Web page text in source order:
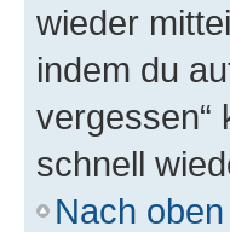
wieder
indem du
vergessen“
schnell
Nach oben